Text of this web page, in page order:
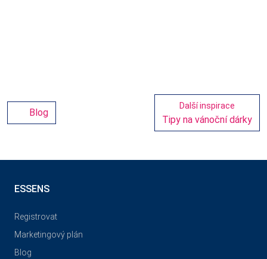
Blog
Další inspirace
Tipy na vánoční dárky
ESSENS
Registrovat
Marketingový plán
Blog